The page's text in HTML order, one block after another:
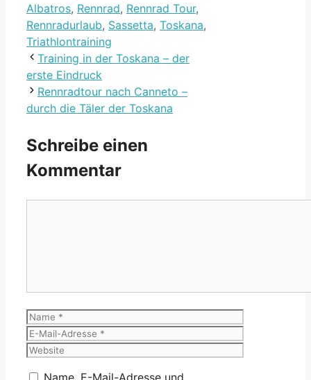
Albatros, Rennrad, Rennrad Tour,
Rennradurlaub, Sassetta, Toskana,
Triathlontraining
Training in der Toskana – der
erste Eindruck
Rennradtour nach Canneto –
durch die Täler der Toskana
Schreibe einen
Kommentar
Name
E-
Mail-
Website
Name, E-Mail-Adresse und